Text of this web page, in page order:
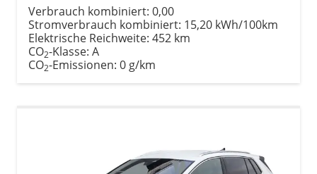
Verbrauch kombiniert: 0,00
Stromverbrauch kombiniert: 15,20 kWh/100km
Elektrische Reichweite: 452 km
CO2-Klasse: A
CO2-Emissionen: 0 g/km